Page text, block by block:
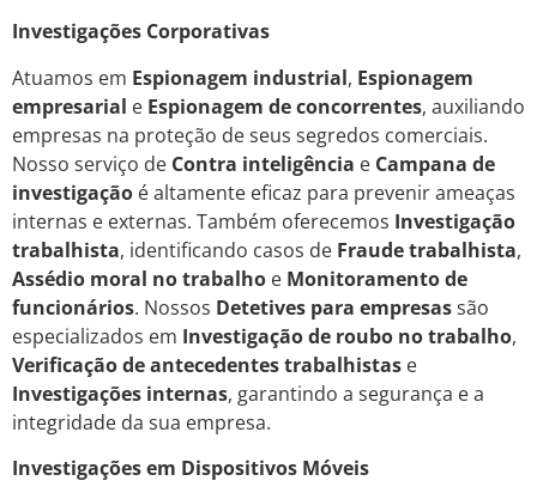
Investigações Corporativas
Atuamos em Espionagem industrial, Espionagem
empresarial e Espionagem de concorrentes, auxiliando
empresas na proteção de seus segredos comerciais.
Nosso serviço de Contra inteligência e Campana de
investigação é altamente eficaz para prevenir ameaças
internas e externas. Também oferecemos Investigação
trabalhista, identificando casos de Fraude trabalhista,
Assédio moral no trabalho e Monitoramento de
funcionários. Nossos Detetives para empresassão
especializados em Investigação de roubo no trabalho,
Verificação de antecedentes trabalhistas e
Investigações internas, garantindo a segurança e a
integridade da sua empresa.
Investigações em Dispositivos Móveis